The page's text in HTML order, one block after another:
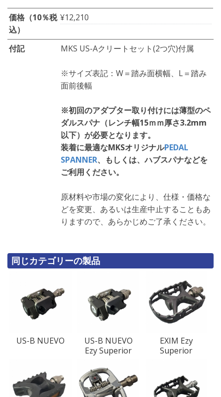
価格（10％税
込）
¥12,210
付記 MKS US-Aクリートセット(2つ穴)付属
※サイズ表記：W＝踏み面横幅、L＝踏み
面前後幅
※初回のアダプター取り付けには薄型のペ
ダルスパナ（レンチ幅15ｍｍ厚さ3.2mm
以下）が必要となります。
装着に最適なMKSオリジナルPEDAL
SPANNER、もしくは、ハブスパナなどを
ご利用ください。
原材料や市場の変化により、仕様・価格な
どを変更、あるいは生産中止することもあ
りますので、あらかじめご了承ください。
同じカテゴリーの製品
US-B NUEVO
US-B NUEVO
Ezy Superior
EXIM Ezy
Superior